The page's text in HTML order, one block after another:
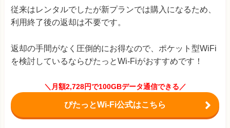
従来はレンタルでしたが新プランでは購入になるため、
利用終了後の返却は不要です。
返却の手間がなく圧倒的にお得なので、ポケット型WiFi
を検討しているならぴたっとWi-Fiがおすすめです！
＼月額2,728円で100GBデータ通信できる／
ぴたっとWi-Fi公式はこちら